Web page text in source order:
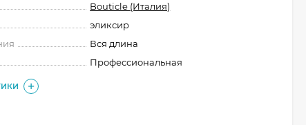
Bouticle (Италия)
эликсир
Вся длина
Профессиональная